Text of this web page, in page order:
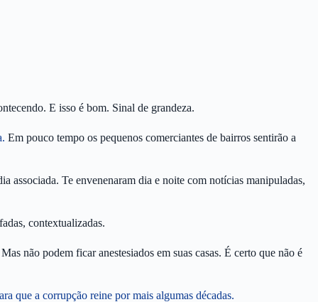
E isso é bom. Sinal de grandeza.
Em pouco tempo os pequenos comerciantes de bairros sentirão a
associada. Te envenenaram dia e noite com notícias manipuladas,
contextualizadas.
não podem ficar anestesiados em suas casas. É certo que não é
que a corrupção reine por mais algumas décadas.